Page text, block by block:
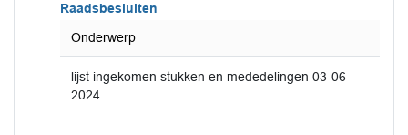
Raadsbesluiten
Onderwerp
lijst ingekomen stukken en mededelingen 03-06-
2024